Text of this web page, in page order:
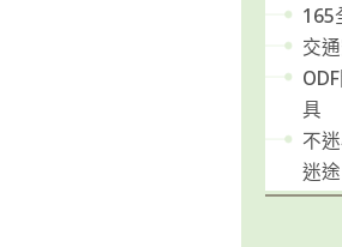
165
交
具
不
迷途